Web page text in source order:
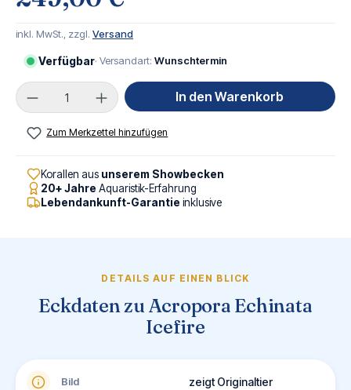
inkl. MwSt., zzgl. Versand
Verfügbar· Versandart: Wunschtermin
Produkt Anzahl: Gib den gewünschten Wert
In den Warenkorb
Zum Merkzettel hinzufügen
Korallen aus unserem Showbecken
20+ Jahre Aquaristik-Erfahrung
Lebendankunft-Garantie inklusive
DETAILS AUF EINEN BLICK
Eckdaten zu Acropora Echinata
Icefire
Bild zeigt Originaltier